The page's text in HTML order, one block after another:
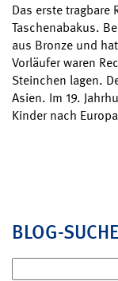
Das erste tragbare
Taschenabakus.
aus Bronze und
Vorläufer waren
Steinchen lagen.
Asien. Im 19.
Kinder nach
BLOG-SUCHE